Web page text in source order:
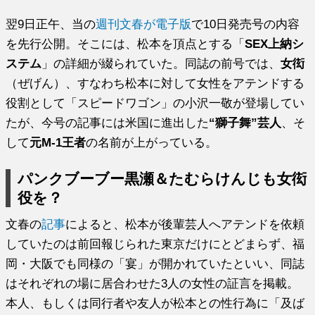
翌9日正午、当の週刊文春が電子版で10日発売号の内容
を先行公開。そこには、松本を頂点とする「SEX上納シ
ステム 」の詳細が綴られていた。同誌の前号では、女衒
（ぜげん）、すなわち松本に対して女性をアテンドする
役割として「スピードワゴン」の小沢一敬が登場してい
たが、今号の記事には米国に進出した“獅子舞”芸人 、そ
して元M-1王者の名前が上がっている。
パンクブーブー黒瀬＆たむらけんじも女衒
役を？
文春の記事によると、松本が後輩芸人へアテンドを依頼
していたのは前回報じられた東京だけにとどまらず、福
岡・大阪でも同様の「宴」が開かれていたといい、同誌
はそれぞれの場に居合わせた3人の女性の証言を掲載。
本人、もしくは同行者や友人が松本との性行為に「及ば